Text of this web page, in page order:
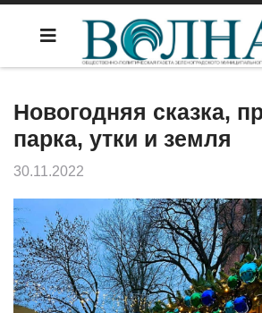
Новогодняя сказка,
парка, утки и земля
30.11.2022